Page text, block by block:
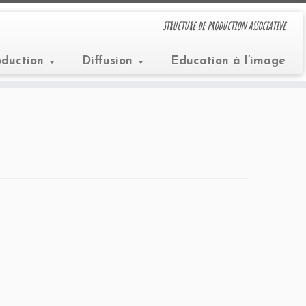
structure de production associative
Diffusion Education à l’image